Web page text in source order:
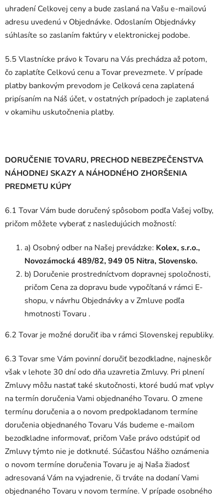
uhradení Celkovej ceny a bude zaslaná na Vašu e-mailovú
adresu uvedenú v Objednávke. Odoslaním Objednávky
súhlasíte so zaslaním faktúry v elektronickej podobe.
5.5 Vlastnícke právo k Tovaru na Vás prechádza až potom,
čo zaplatíte Celkovú cenu a Tovar prevezmete. V prípade
platby bankovým prevodom je Celková cena zaplatená
pripísaním na Náš účet, v ostatných prípadoch je zaplatená
v okamihu uskutočnenia platby.
DORUČENIE TOVARU, PRECHOD NEBEZPEČENSTVA
NÁHODNEJ SKAZY A NÁHODNÉHO ZHORŠENIA
PREDMETU KÚPY
6.1 Tovar Vám bude doručený spôsobom podľa Vašej voľby,
pričom môžete vyberať z nasledujúcich možností:
a) Osobný odber na Našej prevádzke: Kolex, s.r.o.,
Novozámocká 489/82, 949 05 Nitra, Slovensko.
b) Doručenie prostredníctvom dopravnej spoločnosti,
pričom Cena za dopravu bude vypočítaná v rámci E-
shopu, v návrhu Objednávky a v Zmluve podľa
hmotnosti Tovaru .
6.2 Tovar je možné doručiť iba v rámci Slovenskej republiky.
6.3 Tovar sme Vám povinní doručiť bezodkladne, najneskôr
však v lehote 30 dní odo dňa uzavretia Zmluvy. Pri plnení
Zmluvy môžu nastať také skutočnosti, ktoré budú mať vplyv
na termín doručenia Vami objednaného Tovaru. O zmene
termínu doručenia a o novom predpokladanom termíne
doručenia objednaného Tovaru Vás budeme e-mailom
bezodkladne informovať, pričom Vaše právo odstúpiť od
Zmluvy týmto nie je dotknuté. Súčasťou Nášho oznámenia
o novom termíne doručenia Tovaru je aj Naša žiadosť
adresovaná Vám na vyjadrenie, či trváte na dodaní Vami
objednaného Tovaru v novom termíne. V prípade osobného